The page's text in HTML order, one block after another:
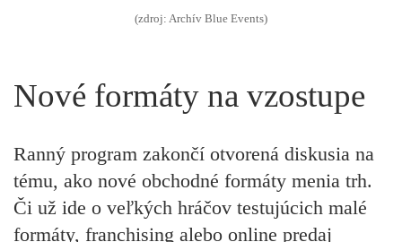
(zdroj: Archív Blue Events)
Nové formáty na vzostupe
Ranný program zakončí otvorená diskusia na
tému, ako nové obchodné formáty menia trh.
Či už ide o veľkých hráčov testujúcich malé
formáty, franchising alebo online predaj